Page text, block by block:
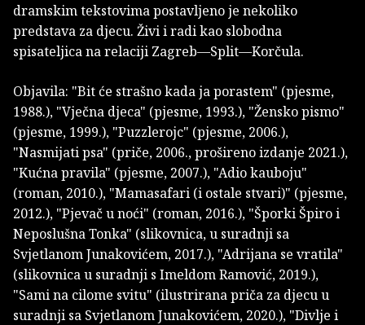
dramskim tekstovima postavljeno je nekoliko
predstava za djecu. Živi i radi kao slobodna
spisateljica na relaciji Zagreb—Split—Korčula.
Objavila: "Bit će strašno kada ja porastem" (pjesme,
1988.), "Vječna djeca" (pjesme, 1993.), "Žensko pismo"
(pjesme, 1999.), "Puzzlerojc" (pjesme, 2006.),
"Nasmijati psa" (priče, 2006., prošireno izdanje 2021.),
"Kućna pravila" (pjesme, 2007.), "Adio kauboju"
(roman, 2010.), "Mamasafari (i ostale stvari)" (pjesme,
2012.), "Pjevač u noći" (roman, 2016.), "Šporki Špiro i
Neposlušna Tonka" (slikovnica, u suradnji sa
Svjetlanom Junakovićem, 2017.), "Adrijana se vratila"
(slikovnica u suradnji s Imeldom Ramović, 2019.),
"Sami na cilome svitu" (ilustrirana priča za djecu u
suradnji sa Svjetlanom Junakovićem, 2020.), "Divlje i